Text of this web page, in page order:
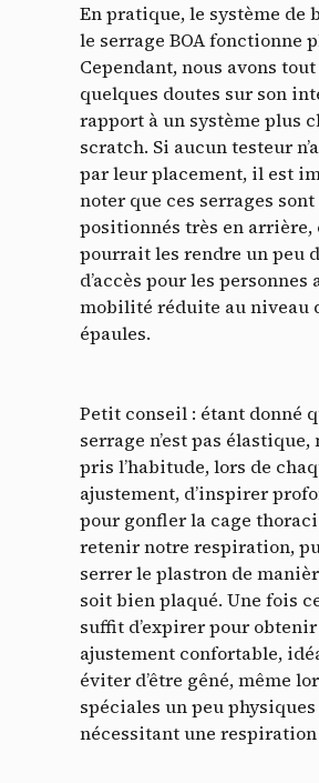
En pratique, le système de
le serrage BOA fonctionne
Cependant, nous avons
quelques doutes sur son
rapport à un système plus
scratch. Si aucun testeur
par leur placement, il est
noter que ces serrages sont
positionnés très en arrière,
pourrait les rendre un peu
d’accès pour les personnes
mobilité réduite au niveau
épaules.
Petit conseil : étant donné
serrage n’est pas élastique,
pris l’habitude, lors de
ajustement, d’inspirer
pour gonfler la cage
retenir notre respiration,
serrer le plastron de
soit bien plaqué. Une fois
suffit d’expirer pour
ajustement confortable,
éviter d’être gêné, même
spéciales un peu physiques
nécessitant une